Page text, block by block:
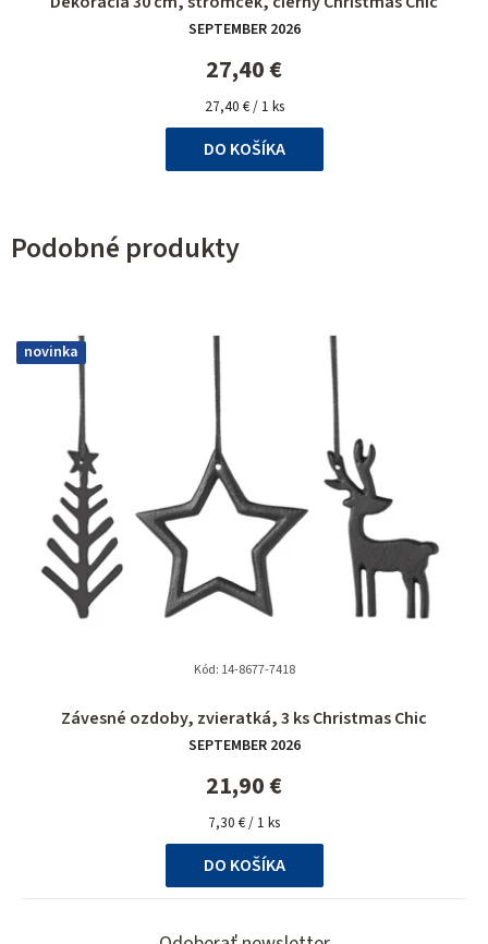
SEPTEMBER 2026
27,40 €
Jednotková
cena:
27,40 € / 1 ks
DO KOŠÍKA
Podobné produkty
novinka
Závesné ozdoby, zvieratká, 3 ks Christmas Chic
SEPTEMBER 2026
21,90 €
Jednotková
cena:
7,30 € / 1 ks
DO KOŠÍKA
Kód: 14-8677-7418